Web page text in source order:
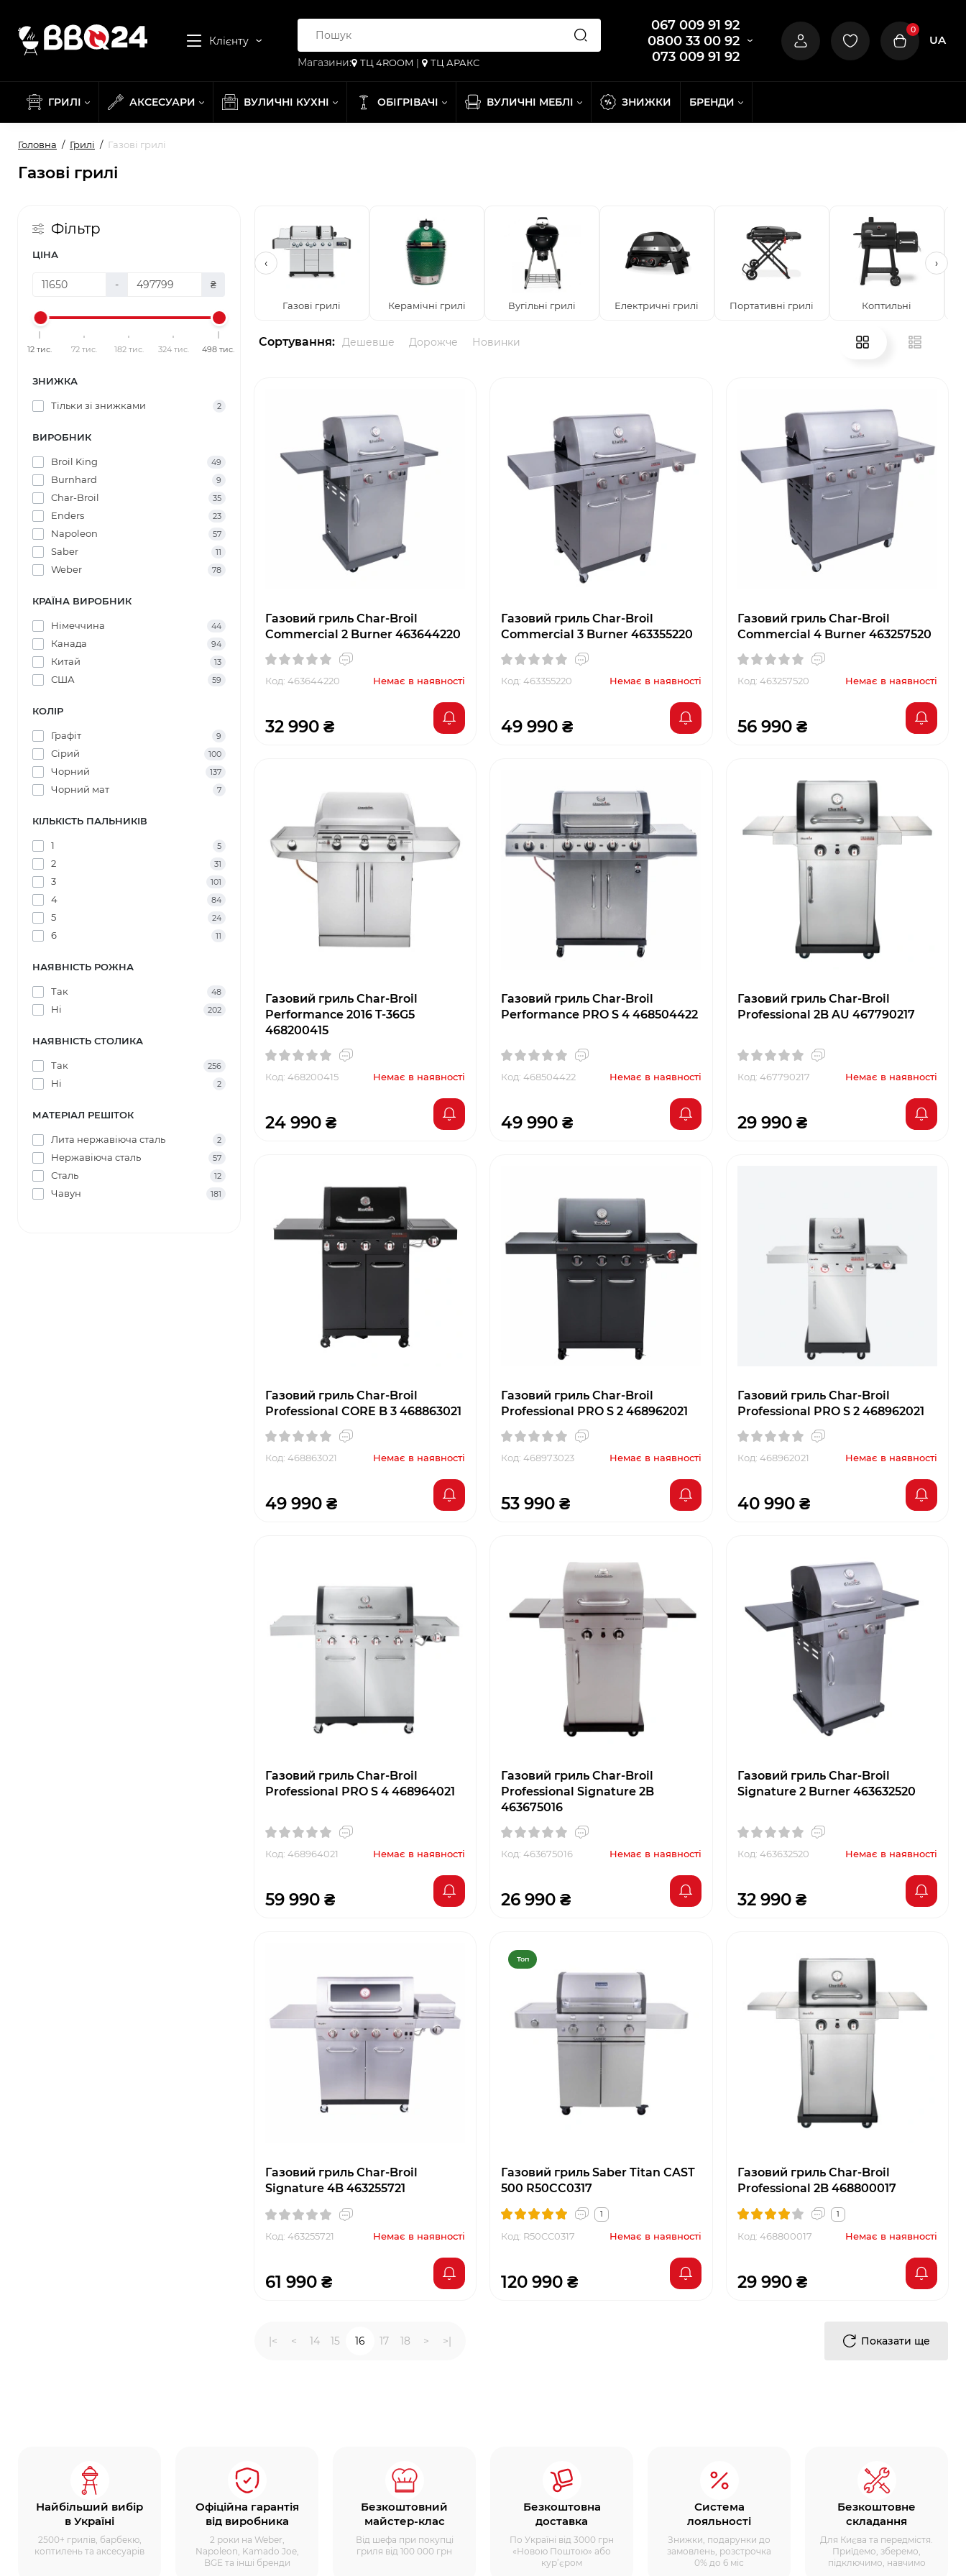
Клієнту
067 009 91 92
0800 33 00 92
073 009 91 92
Магазини: ТЦ 4ROOM | ТЦ АРАКС
0
UA
ГРИЛІ АКСЕСУАРИ ВУЛИЧНІ КУХНІ ОБІГРІВАЧІ ВУЛИЧНІ МЕБЛІ ЗНИЖКИ БРЕНДИ
Головна Грилі Газові грилі
Газові грилі
Фільтр
ЦІНА
- ₴
12 тис. 72 тис. 182 тис. 324 тис. 498 тис.
ЗНИЖКА
Тільки зі знижками 2
ВИРОБНИК
Broil King 49
Burnhard 9
Char-Broil 35
Enders 23
Napoleon 57
Saber 11
Weber 78
КРАЇНА ВИРОБНИК
Німеччина 44
Канада 94
Китай 13
США 59
КОЛІР
Графіт 9
Сірий 100
Чорний 137
Чорний мат 7
КІЛЬКІСТЬ ПАЛЬНИКІВ
1 5
2 31
3 101
4 84
5 24
6 11
НАЯВНІСТЬ РОЖНА
Так 48
Ні 202
НАЯВНІСТЬ СТОЛИКА
Так 256
Ні 2
МАТЕРІАЛ РЕШІТОК
Лита нержавіюча сталь 2
Нержавіюча сталь 57
Сталь 12
Чавун 181
‹ ›
Газові грилі Керамічні грилі Вугільні грилі Електричні грилі Портативні грилі Коптильні
Сортування: Дешевше Дорожче Новинки
Газовий гриль Char-Broil
Commercial 2 Burner 463644220
Код: 463644220 Немає в наявності
32 990 ₴
Газовий гриль Char-Broil
Commercial 3 Burner 463355220
Код: 463355220 Немає в наявності
49 990 ₴
Газовий гриль Char-Broil
Commercial 4 Burner 463257520
Код: 463257520 Немає в наявності
56 990 ₴
Газовий гриль Char-Broil
Performance 2016 T-36G5
468200415
Код: 468200415 Немає в наявності
24 990 ₴
Газовий гриль Char-Broil
Performance PRO S 4 468504422
Код: 468504422 Немає в наявності
49 990 ₴
Газовий гриль Char-Broil
Professional 2B AU 467790217
Код: 467790217 Немає в наявності
29 990 ₴
Газовий гриль Char-Broil
Professional CORE B 3 468863021
Код: 468863021 Немає в наявності
49 990 ₴
Газовий гриль Char-Broil
Professional PRO S 2 468962021
Код: 468973023 Немає в наявності
53 990 ₴
Газовий гриль Char-Broil
Professional PRO S 2 468962021
Код: 468962021 Немає в наявності
40 990 ₴
Газовий гриль Char-Broil
Professional PRO S 4 468964021
Код: 468964021 Немає в наявності
59 990 ₴
Газовий гриль Char-Broil
Professional Signature 2B
463675016
Код: 463675016 Немає в наявності
26 990 ₴
Газовий гриль Char-Broil
Signature 2 Burner 463632520
Код: 463632520 Немає в наявності
32 990 ₴
Газовий гриль Char-Broil
Signature 4B 463255721
Код: 463255721 Немає в наявності
61 990 ₴
Топ
Газовий гриль Saber Titan CAST
500 R50CC0317
1
Код: R50CC0317 Немає в наявності
120 990 ₴
Газовий гриль Char-Broil
Professional 2B 468800017
1
Код: 468800017 Немає в наявності
29 990 ₴
Показати ще
|< < 14 15 16 17 18 > >|
Найбільший вибір
в Україні
2500+ грилів, барбекю,
коптилень та аксесуарів
Офіційна гарантія
від виробника
2 роки на Weber,
Napoleon, Kamado Joe,
BGE та інші бренди
Безкоштовний
майстер-клас
Від шефа при покупці
гриля від 100 000 грн
Безкоштовна
доставка
По Україні від 3000 грн
«Новою Поштою» або
кур’єром
Система
лояльності
Знижки, подарунки до
замовлень, розстрочка
0% до 6 міс
Безкоштовне
складання
Для Києва та передмістя.
Приїдемо, зберемо,
підключимо, навчимо